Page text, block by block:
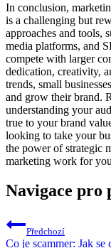
In conclusion,
is a challenging but
approaches and tools,
media platforms, and
compete with larger
dedication, creativity,
trends, small
and grow their brand.
understanding your
true to your brand
looking to take your
the power of strategic
marketing work for
Navigace pro
Předchozí
Co je scammer: Jak